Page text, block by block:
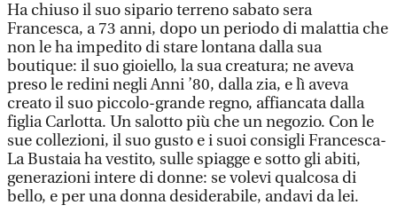
Ha chiuso il suo sipario terreno sabato sera
Francesca, a 73 anni, dopo un periodo di malattia che
non le ha impedito di stare lontana dalla sua
boutique: il suo gioiello, la sua creatura; ne aveva
preso le redini negli Anni ’80, dalla zia, e lì aveva
creato il suo piccolo-grande regno, affiancata dalla
figlia Carlotta. Un salotto più che un negozio. Con le
sue collezioni, il suo gusto e i suoi consigli Francesca-
La Bustaia ha vestito, sulle spiagge e sotto gli abiti,
generazioni intere di donne: se volevi qualcosa di
bello, e per una donna desiderabile, andavi da lei.